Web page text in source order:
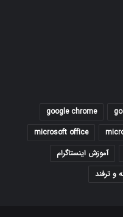
google chrome
microsoft office
آموزش اینستاگرام
و ترفند